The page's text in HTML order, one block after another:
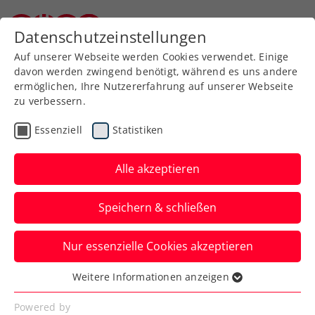
Zurück zur Newsübersicht
ATP
ATP-Challenger Girona:
Ofner gewinnt ÖTV-Duell
mit Neumayer
Der ÖTV-Spitzenspieler steht hiermit
beim zweiten Comeback-Turnier schon im
Viertelfinale.
Verfasst von: Manuel Wachta, 27.03.2025
Datenschutzeinstellungen
Auf unserer Webseite werden Cookies verwendet. Einige
davon werden zwingend benötigt, während es uns andere
ermöglichen, Ihre Nutzererfahrung auf unserer Webseite
zu verbessern.
Essenziell Statistiken
Alle akzeptieren
Speichern & schließen
Nur essenzielle Cookies akzeptieren
Essenziell
Essenzielle Cookies werden für grundlegende
Weitere Informationen anzeigen
Powered by